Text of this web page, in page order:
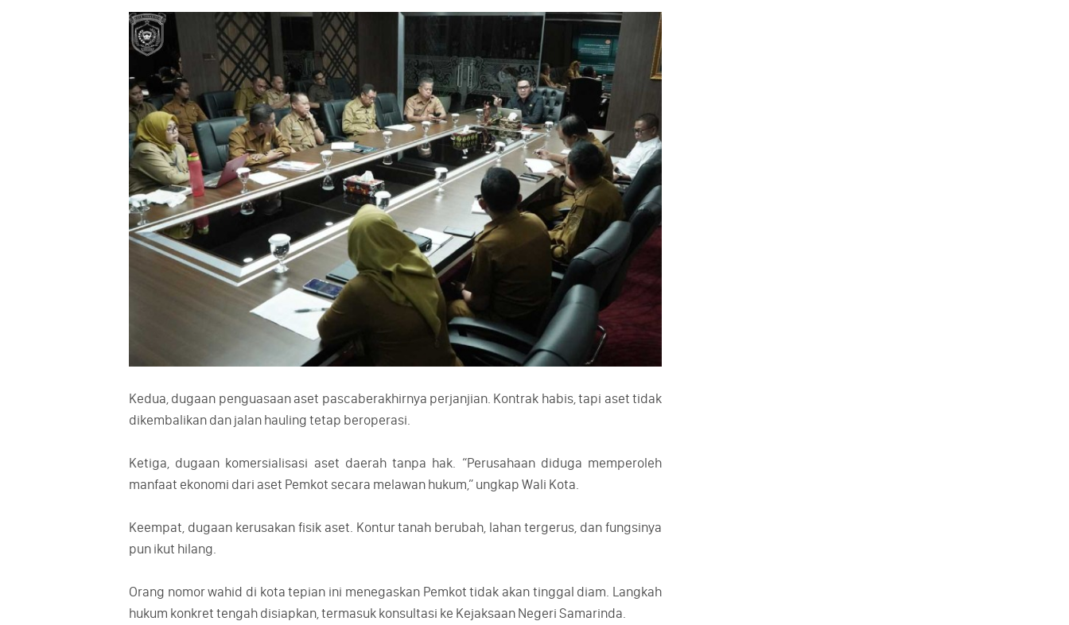
Kedua, dugaan penguasaan aset pascaberakhirnya perjanjian. Kontrak habis, tapi aset tidak
dikembalikan dan jalan hauling tetap beroperasi.
Ketiga, dugaan komersialisasi aset daerah tanpa hak. “Perusahaan diduga memperoleh
manfaat ekonomi dari aset Pemkot secara melawan hukum,” ungkap Wali Kota.
Keempat, dugaan kerusakan fisik aset. Kontur tanah berubah, lahan tergerus, dan fungsinya
pun ikut hilang.
Orang nomor wahid di kota tepian ini menegaskan Pemkot tidak akan tinggal diam. Langkah
hukum konkret tengah disiapkan, termasuk konsultasi ke Kejaksaan Negeri Samarinda.